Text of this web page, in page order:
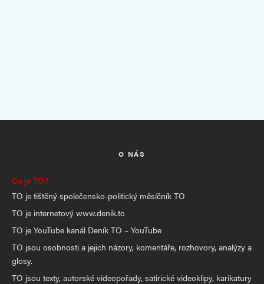
O NÁS
Co je TO?
TO je tištěný společensko-politický měsíčník TO
TO je internetový www.denik.to
TO je YouTube kanál Deník TO – YouTube
TO jsou osobnosti a jejich názory, komentáře, rozhovory, analýzy a
glosy.
TO jsou texty, autorské videopořady, satirické videoklipy, karikatury